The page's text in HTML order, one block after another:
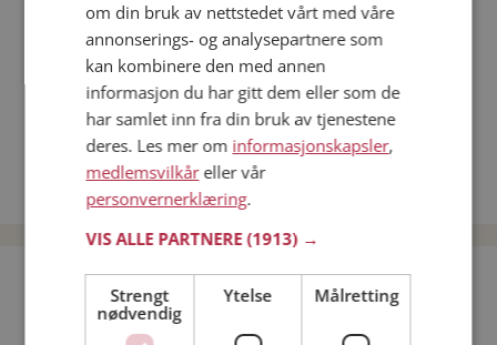
Fler single
Flere singlekvinner fra Indre Østfold:Dace
Bli medlem gratis!
om din bruk av nettstedet vårt med våre
annonserings- og analysepartnere som
kan kombinere den med annen
informasjon du har gitt dem eller som de
har samlet inn fra din bruk av tjenestene
deres. Les mer om informasjonskapsler,
medlemsvilkåreller vår
personvernerklæring.
VIS ALLE PARTNERE(1913) →
Strengt
nødvendig
Ytelse Målretting